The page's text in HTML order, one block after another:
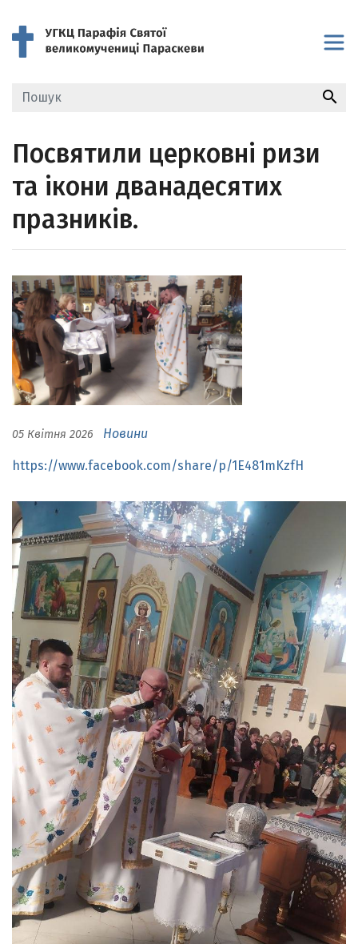
search
Посвятили церковні ризи
та ікони дванадесятих
празників.
05 Квітня 2026 Новини
https://www.facebook.com/share/p/1E481mKzfH